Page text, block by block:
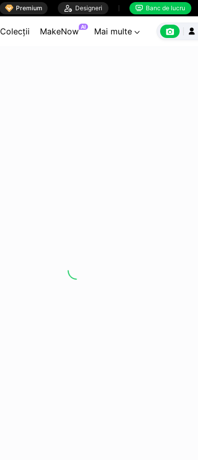
 Premium  Designeri  Banc de lucru
Colecții MakeNow AI Mai multe   